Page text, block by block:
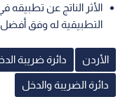
الأثر الناتج عن تطبيقه
التطبيقية له وفق أفضل
الأردن دائرة ضريبة
دائرة الضريبة والدخل